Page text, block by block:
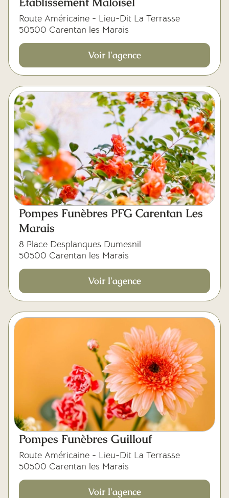
Route Américaine - Lieu-Dit La Terrasse
50500 Carentan les Marais
Voir l'agence
Pompes Funèbres PFG Carentan Les
Marais
8 Place Desplanques Dumesnil
50500 Carentan les Marais
Voir l'agence
Pompes Funèbres Guillouf
Route Américaine - Lieu-Dit La Terrasse
50500 Carentan les Marais
Voir l'agence